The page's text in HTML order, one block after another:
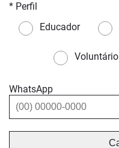
* Perfil
Educador
Voluntário
WhatsApp